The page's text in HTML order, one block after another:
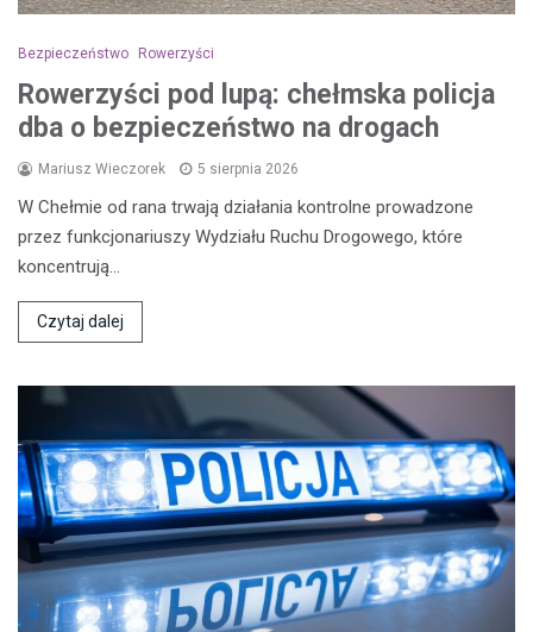
Bezpieczeństwo Rowerzyści
Rowerzyści pod lupą: chełmska policja
dba o bezpieczeństwo na drogach
Mariusz Wieczorek 5 sierpnia 2026
W Chełmie od rana trwają działania kontrolne prowadzone
przez funkcjonariuszy Wydziału Ruchu Drogowego, które
koncentrują…
Czytaj dalej